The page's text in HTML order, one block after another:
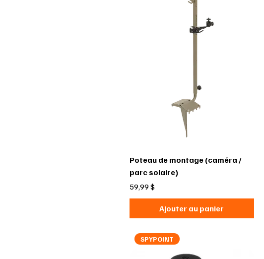
Poteau de montage (caméra /
parc solaire)
Prix
59,99 $
Ajouter au panier
SPYPOINT